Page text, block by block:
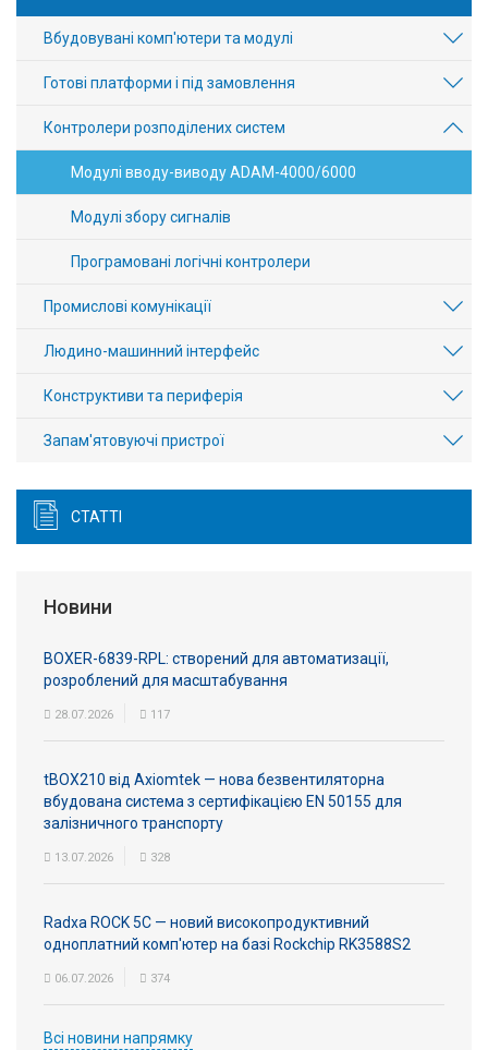
Вбудовувані комп'ютери та модулі
Готові платформи і під замовлення
Контролери розподілених систем
Модулі вводу-виводу ADAM-4000/6000
Модулі збору сигналів
Програмовані логічні контролери
Промислові комунікації
Людино-машинний інтерфейс
Конструктиви та периферія
Запам'ятовуючі пристрої
СТАТТІ
Новини
BOXER-6839-RPL: створений для автоматизації,
розроблений для масштабування
28.07.2026 117
tBOX210 від Axiomtek — нова безвентиляторна
вбудована система з сертифікацією EN 50155 для
залізничного транспорту
13.07.2026 328
Radxa ROCK 5C — новий високопродуктивний
одноплатний комп'ютер на базі Rockchip RK3588S2
06.07.2026 374
Всі новини напрямку